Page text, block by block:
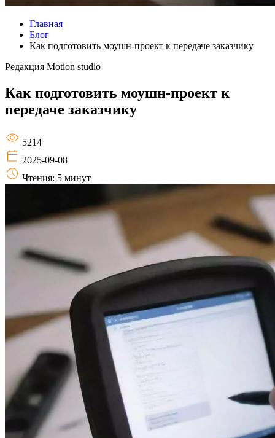
Главная
Блог
Как подготовить моушн-проект к передаче заказчику
Редакция Motion studio
Как подготовить моушн-проект к
передаче заказчику
5214
2025-09-08
Чтения: 5 минут